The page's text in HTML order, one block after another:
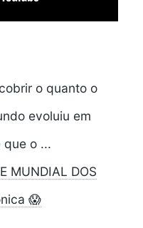
o quanto o
evoluiu em
que o ...
MUNDIAL DOS
😱